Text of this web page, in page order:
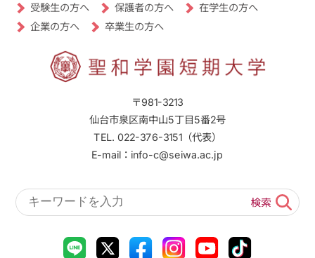
〒981-3213
仙台市泉区南中山5丁目5番2号
TEL. 022-376-3151（代表）
E-mail：info-c@seiwa.ac.jp
受験生の方へ 保護者の方へ 在学生の方へ
企業の方へ 卒業生の方へ